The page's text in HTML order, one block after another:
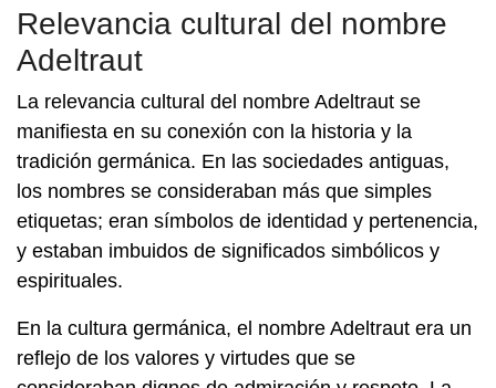
Relevancia cultural del nombre
Adeltraut
La relevancia cultural del nombre Adeltraut se
manifiesta en su conexión con la historia y la
tradición germánica. En las sociedades antiguas,
los nombres se consideraban más que simples
etiquetas; eran símbolos de identidad y pertenencia,
y estaban imbuidos de significados simbólicos y
espirituales.
En la cultura germánica, el nombre Adeltraut era un
reflejo de los valores y virtudes que se